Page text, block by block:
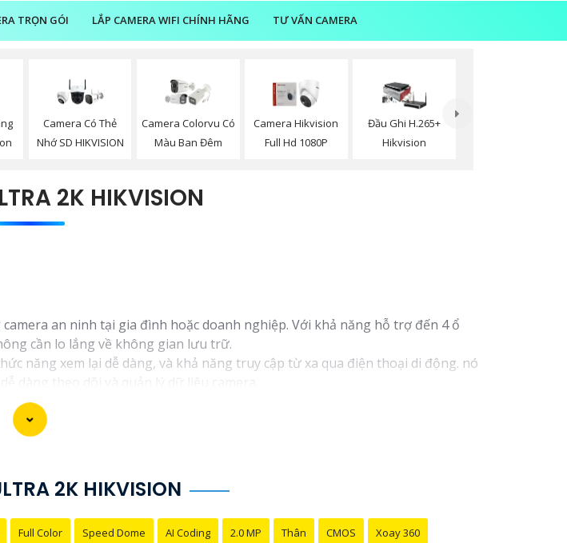
TRỌN GÓI LẮP CAMERA WIFI CHÍNH HÃNG TƯ VẤN CAMERA
Camera Có Thẻ
Nhớ SD HIKVISION
Camera Colorvu Có
Màu Ban Đêm
Camera Hikvision
Full Hd 1080P
Đầu Ghi H.265+
Hikvision
2K HIKVISION
an ninh tại gia đình hoặc doanh nghiệp. Với khả năng hỗ trợ đến 4 ổ
cần lo lắng về không gian lưu trữ.
năng xem lại dễ dàng, và khả năng truy cập từ xa qua điện thoại di động. nó
dàng theo dõi và quản lý dữ liệu camera.
sản và an ninh trong mọi tình huống, đồng thời tiết kiệm thời gian và công sức
2K HIKVISION
Full Color Speed Dome AI Coding 2.0 MP Thân CMOS Xoay 360